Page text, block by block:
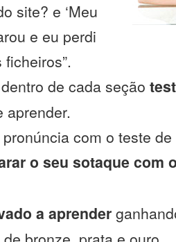
site? e ‘Meu
e eu perdi
de cada seção
aprender.
com o teste
o seu sotaque com
a aprender